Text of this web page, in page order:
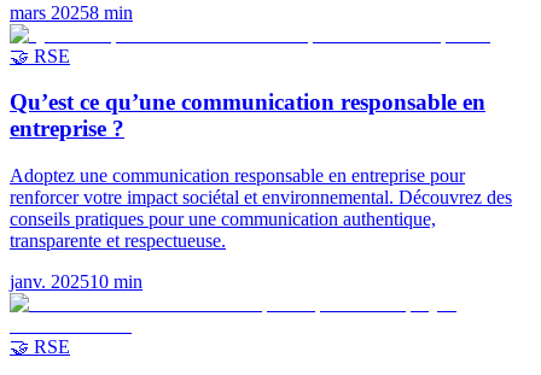
mars 20258 min
🤝 RSE
Qu’est ce qu’une communication responsable en
entreprise ?
Adoptez une communication responsable en entreprise pour
renforcer votre impact sociétal et environnemental. Découvrez des
conseils pratiques pour une communication authentique,
transparente et respectueuse.
janv. 202510 min
🤝 RSE